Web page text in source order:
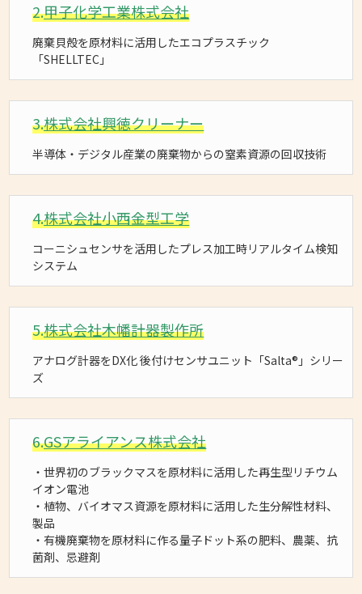
2.甲子化学工業株式会社
廃棄貝殻を原材料に活用したエコプラスチック
「SHELLTEC」
3.株式会社興徳クリーナー
半導体・デジタル産業の廃棄物からの窒素資源の回収技術
4.株式会社小西金型工学
コーニシュセンサを活用したプレス加工時リアルタイム検知
システム
5.株式会社木幡計器製作所
アナログ計器をDX化 後付けセンサユニット「Salta®」シリー
ズ
6.GSアライアンス株式会社
・世界初のブラックマスを原材料に活用した再生型リチウム
イオン電池
・植物、バイオマス資源を原材料に活用した生分解性材料、
製品
・有機廃棄物を原材料に作る量子ドット系の肥料、農薬、抗
菌剤、忌避剤